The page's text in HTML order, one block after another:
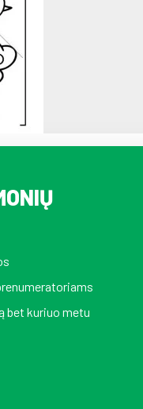
bet kuriuo metu